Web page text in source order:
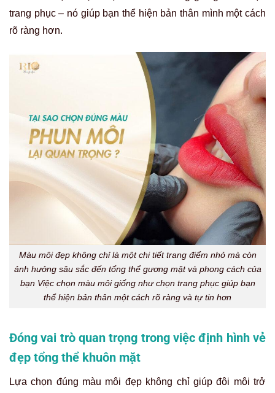
trang phục – nó giúp bạn thể hiện bản thân mình một cách
rõ ràng hơn.
Màu môi đẹp không chỉ là một chi tiết trang điểm nhỏ mà còn
ảnh hưởng sâu sắc đến tổng thể gương mặt và phong cách của
bạn Việc chọn màu môi giống như chọn trang phục giúp bạn
thể hiện bản thân một cách rõ ràng và tự tin hơn
Đóng vai trò quan trọng trong việc định hình vẻ
đẹp tổng thể khuôn mặt
Lựa chọn đúng màu môi đẹp không chỉ giúp đôi môi trở